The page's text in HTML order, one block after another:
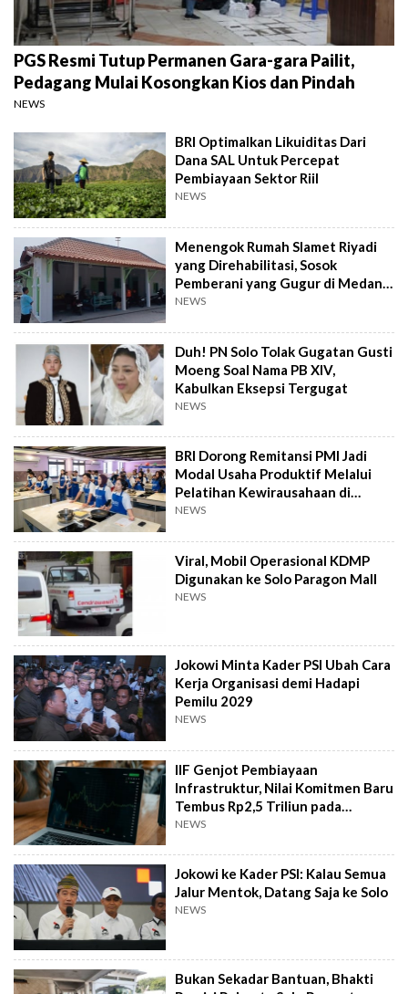
PGS Resmi Tutup Permanen Gara-gara Pailit,
Pedagang Mulai Kosongkan Kios dan Pindah
NEWS
BRI Optimalkan Likuiditas Dari
Dana SAL Untuk Percepat
Pembiayaan Sektor Riil
NEWS
Menengok Rumah Slamet Riyadi
yang Direhabilitasi, Sosok
Pemberani yang Gugur di Medan
Perang
NEWS
Duh! PN Solo Tolak Gugatan Gusti
Moeng Soal Nama PB XIV,
Kabulkan Eksepsi Tergugat
NEWS
BRI Dorong Remitansi PMI Jadi
Modal Usaha Produktif Melalui
Pelatihan Kewirausahaan di
Taiwan
NEWS
Viral, Mobil Operasional KDMP
Digunakan ke Solo Paragon Mall
NEWS
Jokowi Minta Kader PSI Ubah Cara
Kerja Organisasi demi Hadapi
Pemilu 2029
NEWS
IIF Genjot Pembiayaan
Infrastruktur, Nilai Komitmen Baru
Tembus Rp2,5 Triliun pada
Semester I 2026
NEWS
Jokowi ke Kader PSI: Kalau Semua
Jalur Mentok, Datang Saja ke Solo
NEWS
Bukan Sekadar Bantuan, Bhakti